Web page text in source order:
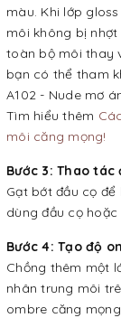
màu. Khi lớp
môi không bị
toàn bộ môi thay
bạn có thể tham
A102 - Nude mơ
Tìm hiểu thêm
môi căng mọng!
Bước 3: Thao
Gạt bớt đầu cọ
dùng đầu cọ
Bước 4: Tạo độ
Chồng thêm một
nhân trung môi
ombre căng mọng